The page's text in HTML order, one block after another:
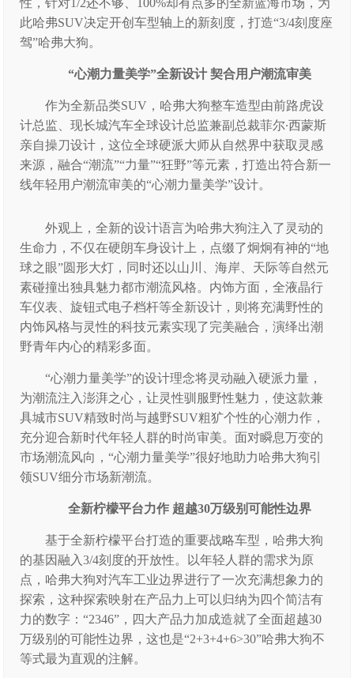
性，针对1/2还不够、100%却有点多的全新蓝海市场，为
此哈弗SUV决定开创车型轴上的新刻度，打造“3/4刻度座
驾”哈弗大狗。
“心潮力量美学”全新设计 契合用户潮流审美
作为全新品类SUV，哈弗大狗整车造型由前路虎设
计总监、现长城汽车全球设计总监兼副总裁菲尔∙西蒙斯
亲自操刀设计，这位全球硬派大师从自然界中获取灵感
来源，融合“潮流”“力量”“狂野”等元素，打造出符合新一
线年轻用户潮流审美的“心潮力量美学”设计。
外观上，全新的设计语言为哈弗大狗注入了灵动的
生命力，不仅在硬朗车身设计上，点缀了炯炯有神的“地
球之眼”圆形大灯，同时还以山川、海岸、天际等自然元
素碰撞出独具魅力都市潮流风格。内饰方面，全液晶行
车仪表、旋钮式电子档杆等全新设计，则将充满野性的
内饰风格与灵性的科技元素实现了完美融合，演绎出潮
野青年内心的精彩多面。
“心潮力量美学”的设计理念将灵动融入硬派力量，
为潮流注入澎湃之心，让灵性驯服野性魅力，使这款兼
具城市SUV精致时尚与越野SUV粗犷个性的心潮力作，
充分迎合新时代年轻人群的时尚审美。面对瞬息万变的
市场潮流风向，“心潮力量美学”很好地助力哈弗大狗引
领SUV细分市场新潮流。
全新柠檬平台力作 超越30万级别可能性边界
基于全新柠檬平台打造的重要战略车型，哈弗大狗
的基因融入3/4刻度的开放性。以年轻人群的需求为原
点，哈弗大狗对汽车工业边界进行了一次充满想象力的
探索，这种探索映射在产品力上可以归纳为四个简洁有
力的数字：“2346”，四大产品力加成造就了全面超越30
万级别的可能性边界，这也是“2+3+4+6>30”哈弗大狗不
等式最为直观的注解。